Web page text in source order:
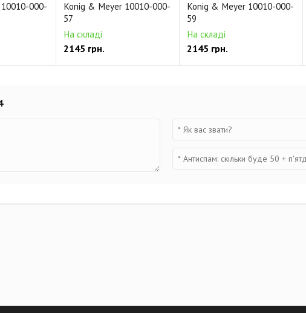
000-
Konig & Meyer 10010-000-
57
На складі
2145 грн.
Konig & Meyer 10010-000-
59
На складі
2145 грн.